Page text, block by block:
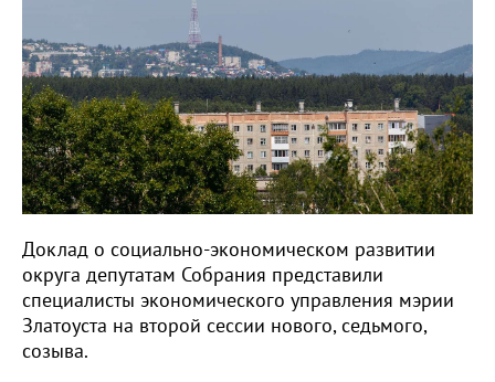
Доклад о социально-экономическом развитии
округа депутатам Собрания представили
специалисты экономического управления мэрии
Златоуста на второй сессии нового, седьмого,
созыва.